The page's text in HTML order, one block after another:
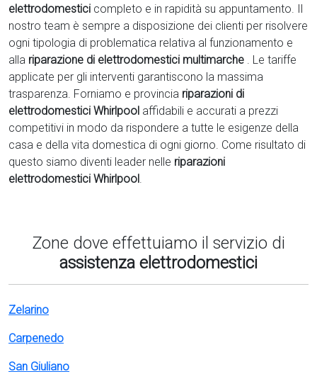
elettrodomestici completo e in rapidità su appuntamento. Il
nostro team è sempre a disposizione dei clienti per risolvere
ogni tipologia di problematica relativa al funzionamento e
alla riparazione di elettrodomestici multimarche . Le tariffe
applicate per gli interventi garantiscono la massima
trasparenza. Forniamo e provincia riparazioni di
elettrodomestici Whirlpool affidabili e accurati a prezzi
competitivi in modo da rispondere a tutte le esigenze della
casa e della vita domestica di ogni giorno. Come risultato di
questo siamo diventi leader nelle riparazioni
elettrodomestici Whirlpool.
Zone dove effettuiamo il servizio di
assistenza elettrodomestici
Zelarino
Carpenedo
San Giuliano